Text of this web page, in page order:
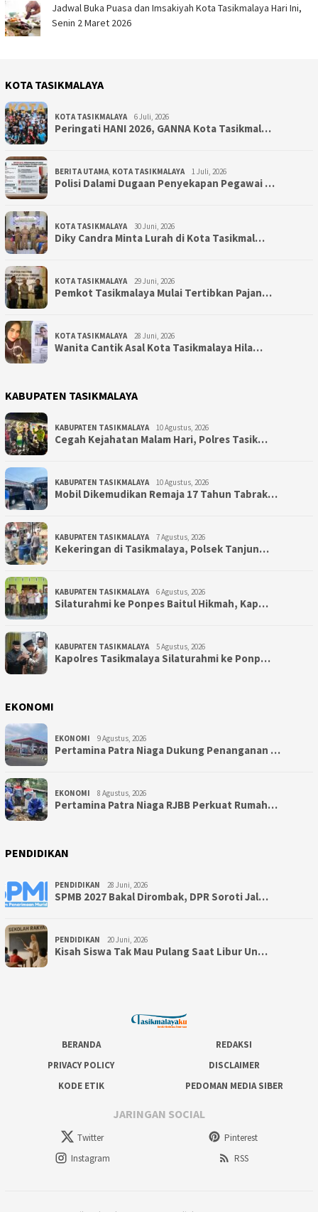
Jadwal Buka Puasa dan Imsakiyah Kota Tasikmalaya Hari Ini,
Senin 2 Maret 2026
KOTA TASIKMALAYA
KOTA TASIKMALAYA 6 Juli, 2026
Peringati HANI 2026, GANNA Kota Tasikmal…
BERITA UTAMA KOTA TASIKMALAYA 1 Juli, 2026
Polisi Dalami Dugaan Penyekapan Pegawai …
KOTA TASIKMALAYA 30 Juni, 2026
Diky Candra Minta Lurah di Kota Tasikmal…
KOTA TASIKMALAYA 29 Juni, 2026
Pemkot Tasikmalaya Mulai Tertibkan Pajan…
KOTA TASIKMALAYA 28 Juni, 2026
Wanita Cantik Asal Kota Tasikmalaya Hila…
KABUPATEN TASIKMALAYA
KABUPATEN TASIKMALAYA 10 Agustus, 2026
Cegah Kejahatan Malam Hari, Polres Tasik…
KABUPATEN TASIKMALAYA 10 Agustus, 2026
Mobil Dikemudikan Remaja 17 Tahun Tabrak…
KABUPATEN TASIKMALAYA 7 Agustus, 2026
Kekeringan di Tasikmalaya, Polsek Tanjun…
KABUPATEN TASIKMALAYA 6 Agustus, 2026
Silaturahmi ke Ponpes Baitul Hikmah, Kap…
KABUPATEN TASIKMALAYA 5 Agustus, 2026
Kapolres Tasikmalaya Silaturahmi ke Ponp…
EKONOMI
EKONOMI 9 Agustus, 2026
Pertamina Patra Niaga Dukung Penanganan …
EKONOMI 8 Agustus, 2026
Pertamina Patra Niaga RJBB Perkuat Rumah…
PENDIDIKAN
PENDIDIKAN 28 Juni, 2026
SPMB 2027 Bakal Dirombak, DPR Soroti Jal…
PENDIDIKAN 20 Juni, 2026
Kisah Siswa Tak Mau Pulang Saat Libur Un…
BERANDA
REDAKSI
PRIVACY POLICY
DISCLAIMER
KODE ETIK
PEDOMAN MEDIA SIBER
JARINGAN SOCIAL
Twitter
Pinterest
Instagram
RSS